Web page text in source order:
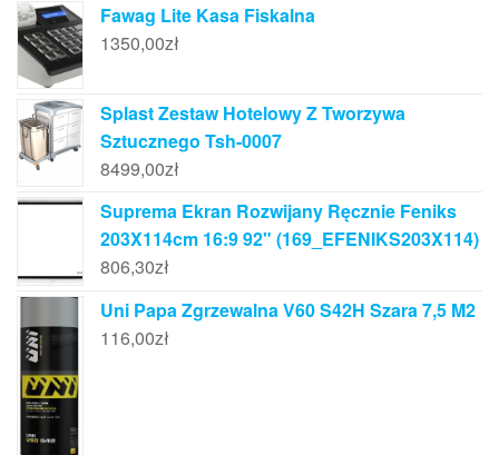
Fawag Lite Kasa Fiskalna
1350,00zł
Splast Zestaw Hotelowy Z Tworzywa
Sztucznego Tsh-0007
8499,00zł
Suprema Ekran Rozwijany Ręcznie Feniks
203X114cm 16:9 92" (169_EFENIKS203X114)
806,30zł
Uni Papa Zgrzewalna V60 S42H Szara 7,5 M2
116,00zł